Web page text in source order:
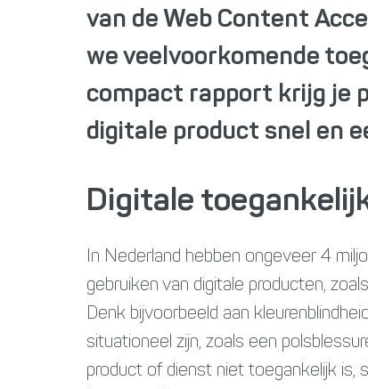
van de Web Content
we veelvoorkomende
compact rapport krijg je
digitale product snel en
Digitale
In Nederland hebben ongeveer 4
gebruiken van digitale producten,
Denk bijvoorbeeld aan
situationeel zijn, zoals een
product of dienst niet toegankelijk is,